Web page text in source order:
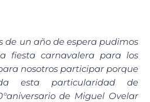
de un año de espera pudimos
fiesta carnavalera para los
nosotros participar porque
esta particularidad de
de Miguel Ovelar